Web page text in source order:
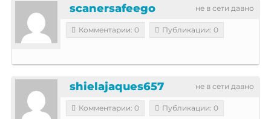
не в сети давно
scanersafeego
Комментарии: 0 Публикации: 0
не в сети давно
shielajaques657
Комментарии: 0 Публикации: 0